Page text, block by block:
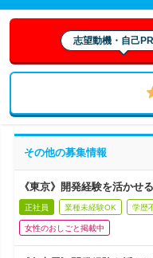
志望動機・自己
その他の募集情報
《東京》開発経験を活かせ
正社員 業種未経験OK 学歴
女性のおしごと掲載中